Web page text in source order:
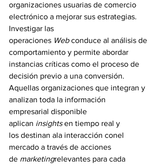
organizaciones usuarias de comercio
electrónico a mejorar sus estrategias.
Investigar las
operaciones Web conduce al análisis de
comportamiento y permite abordar
instancias críticas como el proceso de
decisión previo a una conversión.
Aquellas organizaciones que integran y
analizan toda la información
empresarial disponible
aplican insights en tiempo real y
los destinan ala interacción conel
mercado a través de acciones
de marketingrelevantes para cada